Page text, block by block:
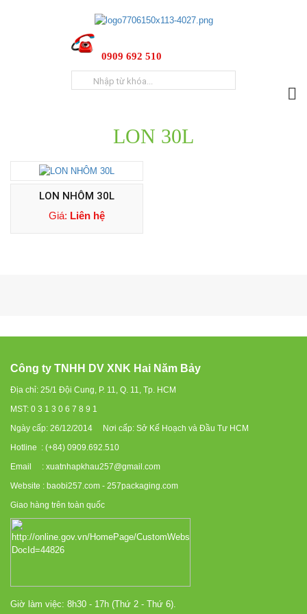
0909 692 510
LON 30L
LON NHÔM 30L
Giá: Liên hệ
Công ty TNHH DV XNK Hai Năm Bảy
Địa chỉ: 25/1 Đội Cung, P. 11, Q. 11, Tp. HCM
MST: 0 3 1 3 0 6 7 8 9 1
Ngày cấp: 26/12/2014 Nơi cấp: Sở Kế Hoạch và Đầu Tư HCM
Hotline : (+84) 0909.692.510
Email : xuatnhapkhau257@gmail.com
Website : baobi257.com - 257packaging.com
Giao hàng trên toàn quốc
Giờ làm việc: 8h30 - 17h (Thứ 2 - Thứ 6).